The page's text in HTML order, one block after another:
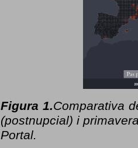
Figura 1.Comparativa
(postnupcial) i
Portal.